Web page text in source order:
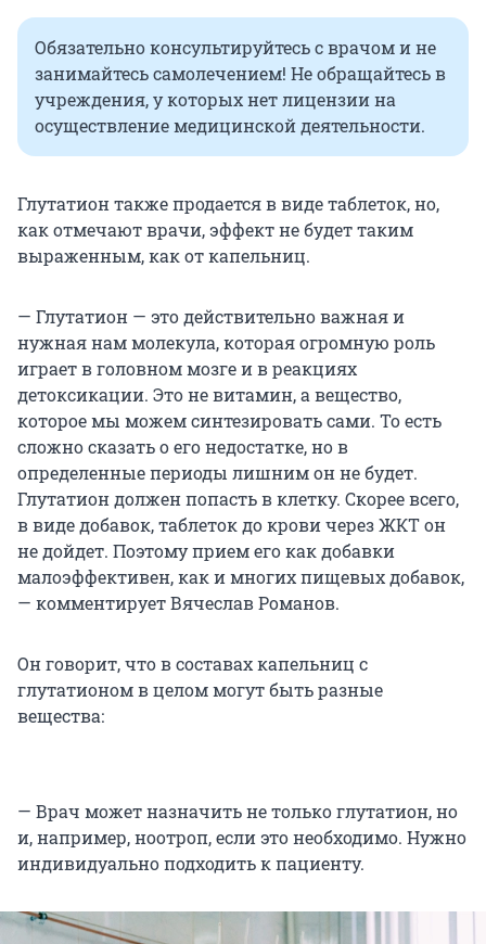
Обязательно консультируйтесь с врачом и не
занимайтесь самолечением! Не обращайтесь в
учреждения, у которых нет лицензии на
осуществление медицинской деятельности.
Глутатион также продается в виде таблеток, но,
как отмечают врачи, эффект не будет таким
выраженным, как от капельниц.
— Глутатион — это действительно важная и
нужная нам молекула, которая огромную роль
играет в головном мозге и в реакциях
детоксикации. Это не витамин, а вещество,
которое мы можем синтезировать сами. То есть
сложно сказать о его недостатке, но в
определенные периоды лишним он не будет.
Глутатион должен попасть в клетку. Скорее всего,
в виде добавок, таблеток до крови через ЖКТ он
не дойдет. Поэтому прием его как добавки
малоэффективен, как и многих пищевых добавок,
— комментирует Вячеслав Романов.
Он говорит, что в составах капельниц с
глутатионом в целом могут быть разные
вещества:
— Врач может назначить не только глутатион, но
и, например, ноотроп, если это необходимо. Нужно
индивидуально подходить к пациенту.